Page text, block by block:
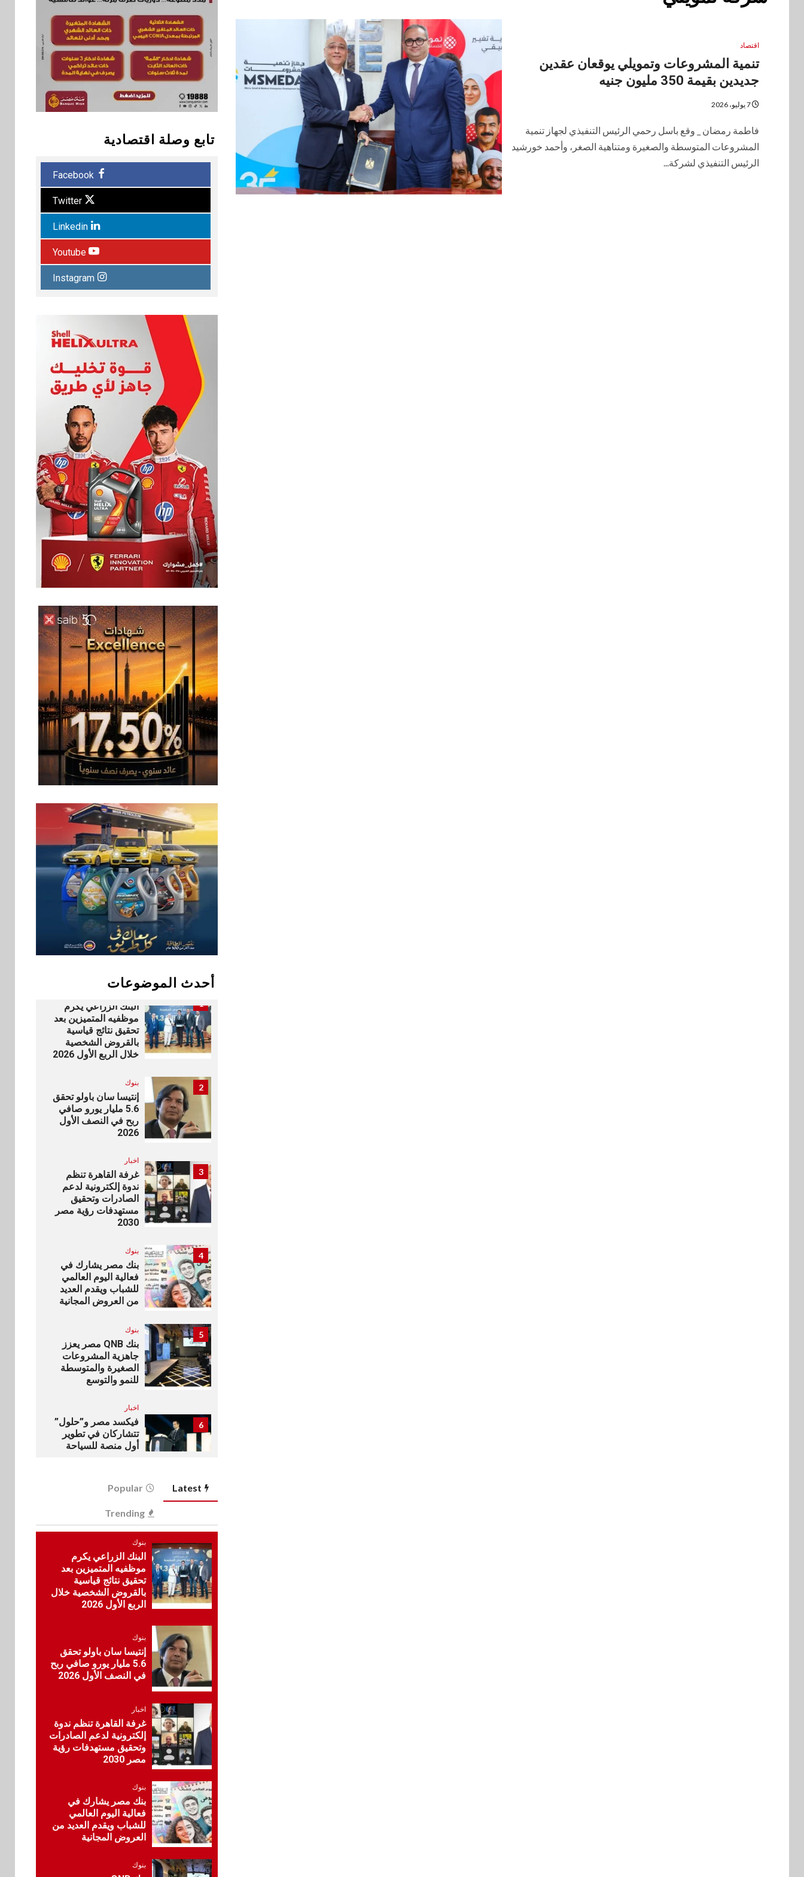
اقتصاد
تنمية المشروعات وتمويلي يوقعان عقدين
جديدين بقيمة 350 مليون جنيه
7 يوليو، 2026
فاطمة رمضان _ وقع باسل رحمي الرئيس التنفيذي لجهاز تنمية
المشروعات المتوسطة والصغيرة ومتناهية الصغر، وأحمد خورشيد
الرئيس التنفيذي لشركة...
تابع وصلة اقتصادية
Facebook
Twitter
Linkedin
Youtube
Instagram
أحدث الموضوعات
6
اخبار
تتشاركان في تطوير
أول منصة للسياحة
الصحية في مصر
والشرق الأوسط
وأفريقيا Tour4Cure
7 سوق وصلة
هواوي: هاتف nova 15
Max بطارية ضخمة
وتصميم متين جهازًا
مثاليًا للشباب
8
اقتصاد
إي اف چي فاينانس
تستعرض خطط نمو
«بلد» لتعزيز حضورها
المصريين بالخارج
اخبار
بيان توضيحي صادر عن
شركة ناتجاس
10 سوق وصلة
vivo تشعل المنافسة
في مصر مع إطلاق
Y500 المزود ببطارية
1
بنوك
البنك الزراعي يكرم
موظفيه المتميزين بعد
تحقيق نتائج قياسية
بالقروض الشخصية
خلال الربع الأول 2026
2 بنوك
إنتيسا سان باولو تحقق
5.6 مليار يورو صافي
ربح في النصف الأول
2026
3
اخبار
غرفة القاهرة تنظم
ندوة إلكترونية لدعم
الصادرات وتحقيق
مستهدفات رؤية مصر
2030
4 بنوك
بنك مصر يشارك في
فعالية اليوم العالمي
للشباب ويقدم العديد
من العروض المجانية
5 بنوك
بنك QNB مصر يعزز
جاهزية المشروعات
الصغيرة والمتوسطة
للنمو والتوسع
6
اخبار
فيكسد مصر و”حلول”
تتشاركان في تطوير
أول منصة للسياحة
سوق وصلة
هواوي: هاتف nova 15
وتصميم متين جهازًا
مثاليًا للشباب
8
اقتصاد
إي اف چي فاينانس
في سوق تحويلات
المصريين بالخارج
9
بيان توضيحي صادر عن
شركة ناتجاس
سوق وصلة
في مصر مع إطلاق
Y500 المزود ببطارية
بسعة 8100 مللي أمبير
1
بنوك
موظفيه المتميزين بعد
تحقيق نتائج قياسية
Latest
Popular
Trending
بنوك
البنك الزراعي يكرم
موظفيه المتميزين بعد
تحقيق نتائج قياسية
بالقروض الشخصية خلال
الربع الأول 2026
بنوك
إنتيسا سان باولو تحقق
5.6 مليار يورو صافي ربح
في النصف الأول 2026
اخبار
غرفة القاهرة تنظم ندوة
إلكترونية لدعم الصادرات
وتحقيق مستهدفات رؤية
مصر 2030
بنوك
بنك مصر يشارك في
فعالية اليوم العالمي
للشباب ويقدم العديد من
العروض المجانية
بنوك